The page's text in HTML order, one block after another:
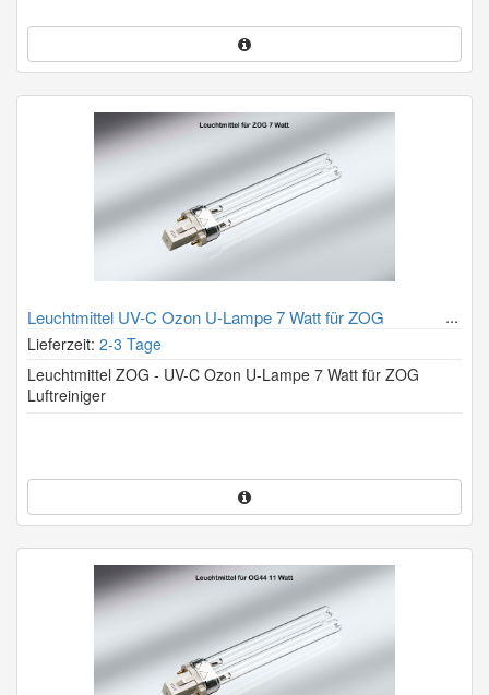
Leuchtmittel UV-C Ozon U-Lampe 7 Watt für ZOG
Luftreiniger
Lieferzeit: 2-3 Tage
Leuchtmittel ZOG - UV-C Ozon U-Lampe 7 Watt für ZOG
Luftreiniger